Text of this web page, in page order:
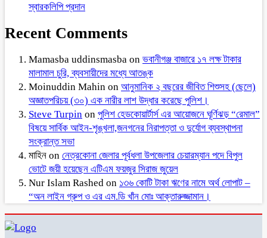
স্বারকলিপি প্রদান
Recent Comments
Mamasba uddinsmasba on ভবানীগঞ্জ বাজারে ১৭ লক্ষ টাকার
মালামাল চুরি, ব্যবসায়ীদের মধ্যে আতঙ্ক
Moinuddin Mahin on আনুমানিক ২ বছরের জীবিত শিশুসহ (ছেলে)
অজ্ঞাতপরিচয় (৩০) এক নারীর লাশ উদ্ধার করেছে পুলিশ।
Steve Turpin on পুলিশ হেডকোয়ার্টার্স এর আয়োজনে ঘূর্ণিঝড় “রেমাল”
বিষয়ে সার্বিক আইন-শৃঙ্খলা,জনগনের নিরাপত্তা ও দুর্যোগ ব্যবস্থাপনা
সংক্রান্ত সভা
মাহিন on নেত্রকোনা জেলার পূর্বধলা উপজেলার চেয়ারম্যান পদে বিপুল
ভোটে জয়ী হয়েছেন এটিএম ফয়জুর সিরাজ জুয়েল
Nur Islam Rashed on ১৩৬ কোটি টাকা ঋণের নামে অর্থ লোপাট –
“অন লাইন গ্রুপ ও এর এম.ডি খাঁন মোঃ আক্তারুজ্জামান।